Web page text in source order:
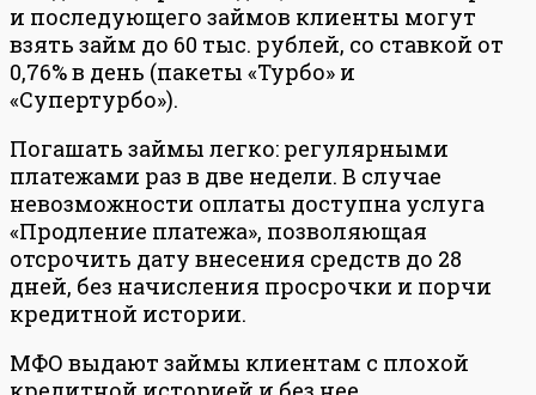
и последующего займов клиенты могут
взять займ до 60 тыс. рублей, со ставкой от
0,76% в день (пакеты «Турбо» и
«Супертурбо»).
Погашать займы легко: регулярными
платежами раз в две недели. В случае
невозможности оплаты доступна услуга
«Продление платежа», позволяющая
отсрочить дату внесения средств до 28
дней, без начисления просрочки и порчи
кредитной истории.
МФО выдают займы клиентам с плохой